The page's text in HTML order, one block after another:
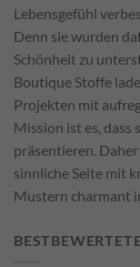
Lebensgefühl
Denn sie wurden
Schönheit zu
Boutique Stoffe
Projekten mit
Mission ist es, dass
präsentieren.
sinnliche Seite mit
Mustern charmant